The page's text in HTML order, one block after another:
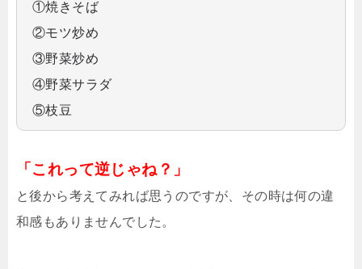
①焼きそば
②モツ炒め
③野菜炒め
④野菜サラダ
⑤枝豆
「これって逆じゃね？」
と後から考えてみれば思うのですが、その時は何の違
和感もありませんでした。